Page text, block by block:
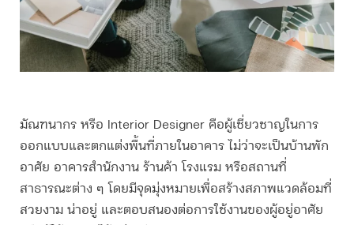
มัณฑนากร หรือ Interior Designer คือผู้เชี่ยวชาญในการ
ออกแบบและตกแต่งพื้นที่ภายในอาคาร ไม่ว่าจะเป็นบ้านพัก
อาศัย อาคารสำนักงาน ร้านค้า โรงแรม หรือสถานที่
สาธารณะต่าง ๆ โดยมีจุดมุ่งหมายเพื่อสร้างสภาพแวดล้อมที่
สวยงาม น่าอยู่ และตอบสนองต่อการใช้งานของผู้อยู่อาศัย